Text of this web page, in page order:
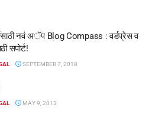
नवं अॅप Blog Compass : वर्डप्रेस व
सपोर्ट!
SEPTEMBER 7, 2018
MAY 9, 2013